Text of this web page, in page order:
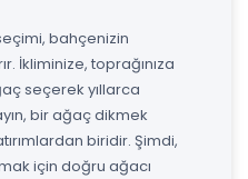
bahçenizin
İkliminize, toprağınıza
seçerek yıllarca
bir ağaç dikmek
biridir. Şimdi,
için doğru ağacı